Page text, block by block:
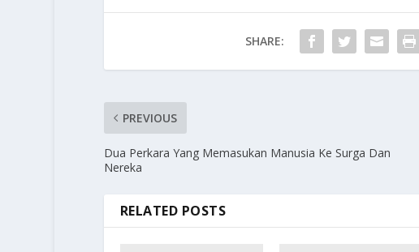
SHARE:
PREVIOUS
Dua Perkara Yang Memasukan Manusia Ke Surga Dan
Nereka
RELATED POSTS